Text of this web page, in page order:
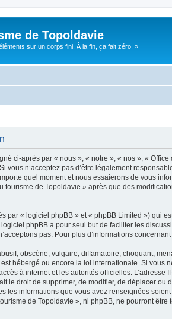
de Topoldavie
sur un corps fini. À la fin, ça fait zéro. »
ci-après par « nous », « notre », « nos », «
vous n’acceptez pas d’être légalement
quel moment et nous essaierons de vous
tourisme de Topoldavie » après que des
par « logiciel phpBB » et « phpBB Limited ») qui
phpBB a pour seul but de faciliter les
pas. Pour plus d’informations
obscène, vulgaire, diffamatoire, choquant,
hébergé ou encore la loi internationale. Si
à internet et les autorités officielles.
le droit de supprimer, de modifier, de déplacer
les informations que vous avez renseignées
de Topoldavie », ni phpBB, ne pourront